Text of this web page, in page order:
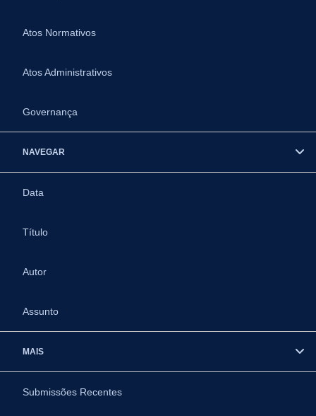
Atos Normativos
Atos Administrativos
Governança
NAVEGAR
Data
Título
Autor
Assunto
MAIS
Submissões Recentes